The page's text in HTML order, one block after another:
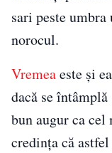
sari peste
norocul.
Vremeaeste și
dacă se
bun augur ca
credința că